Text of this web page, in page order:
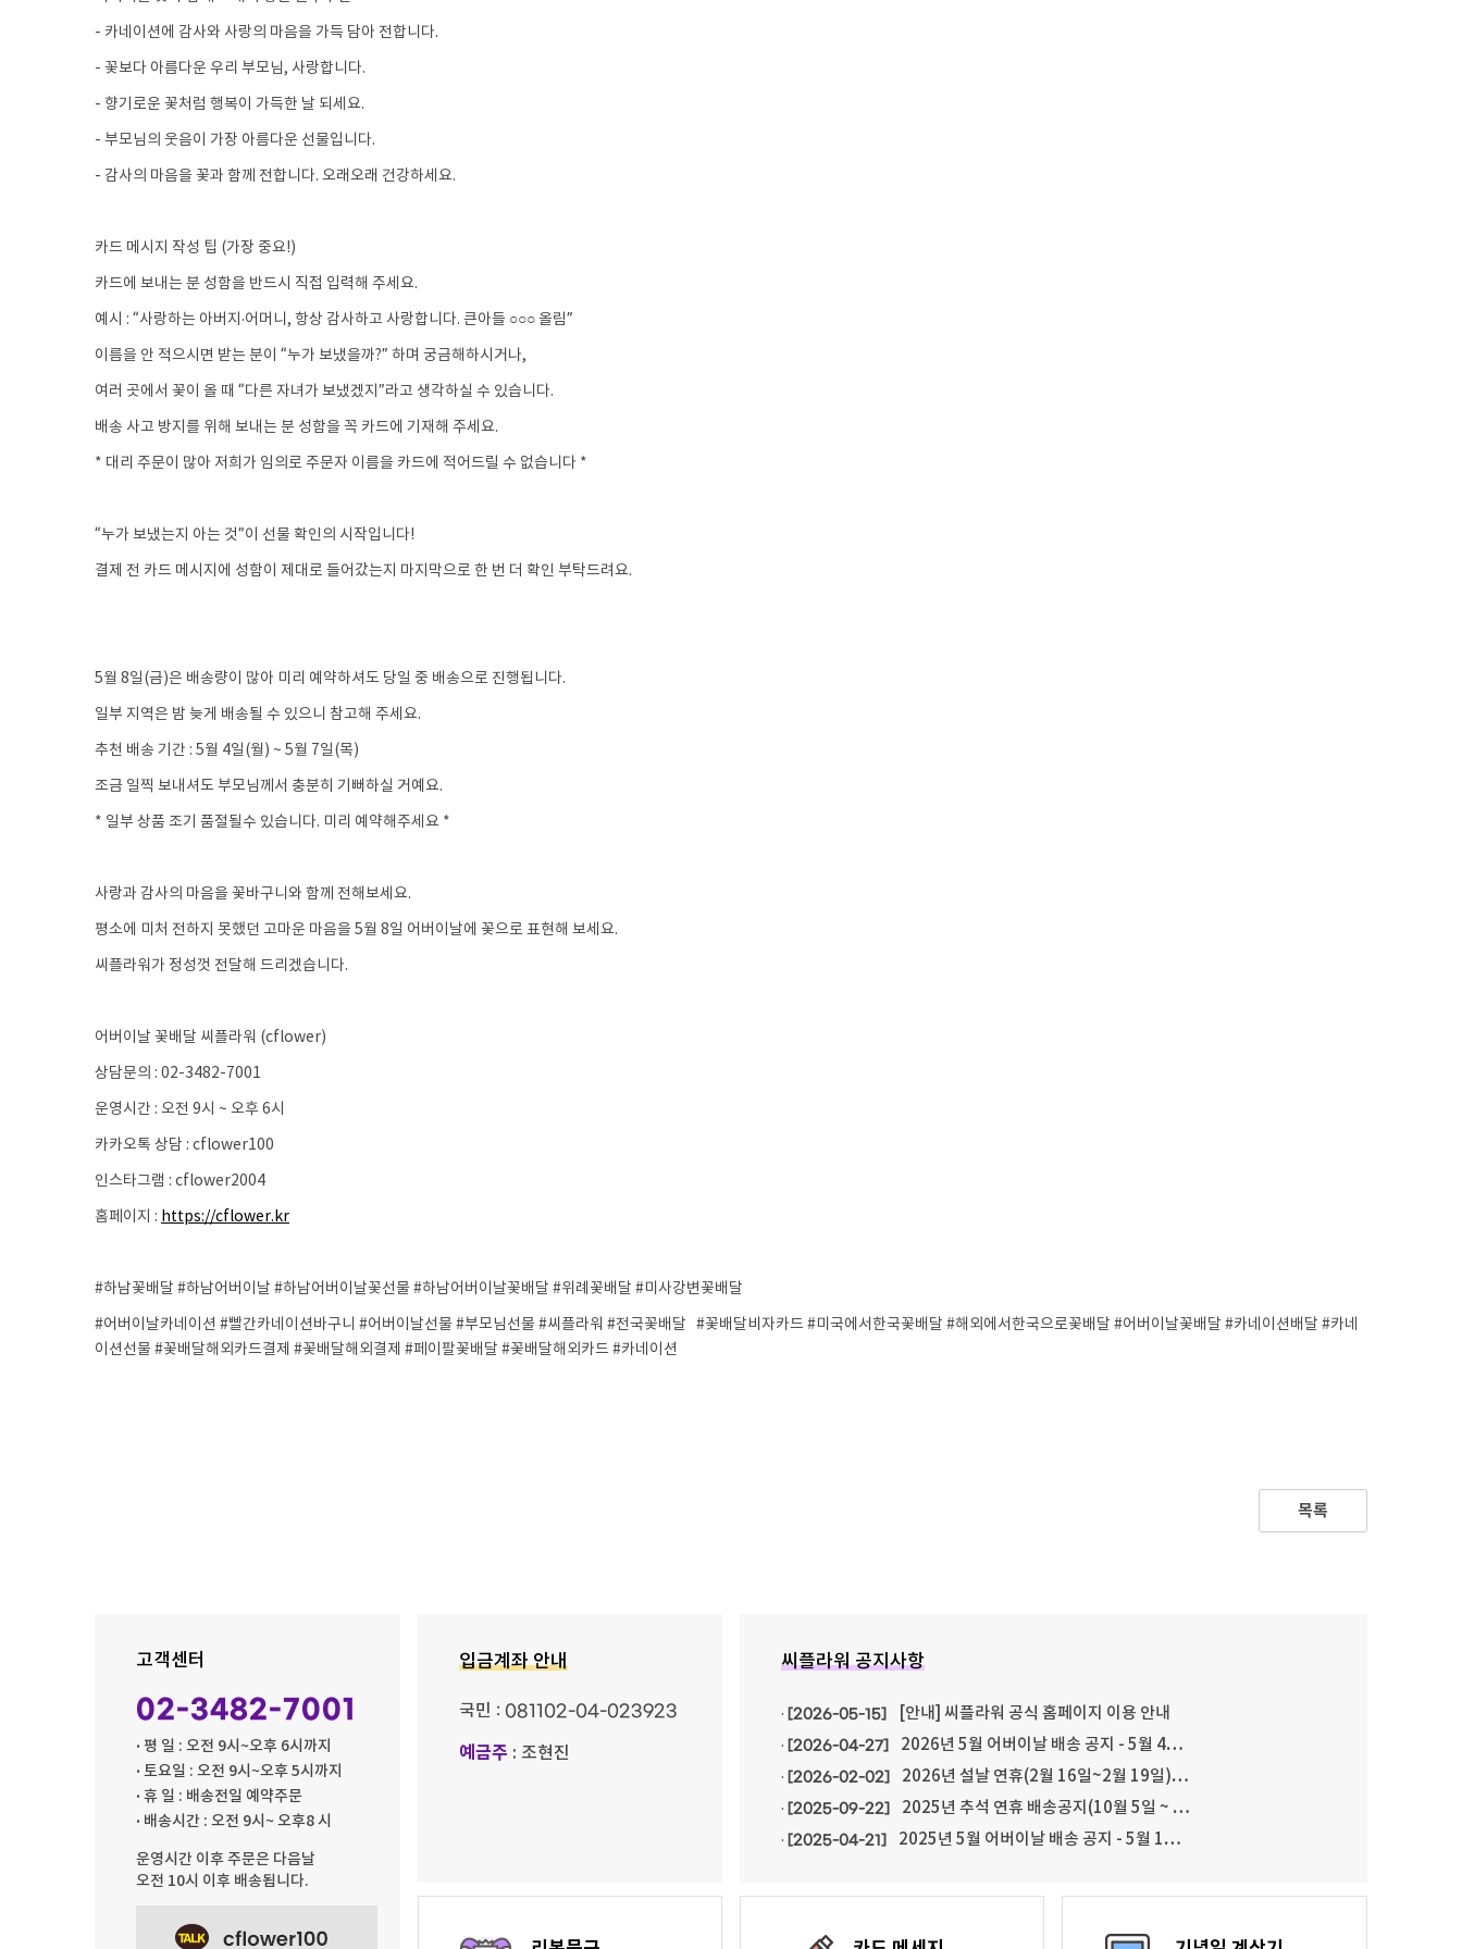
- 카네이션에 감사와 사랑의 마음을 가득 담아 전합니다.
- 꽃보다 아름다운 우리 부모님, 사랑합니다.
- 향기로운 꽃처럼 행복이 가득한 날 되세요.
- 부모님의 웃음이 가장 아름다운 선물입니다.
- 감사의 마음을 꽃과 함께 전합니다. 오래오래 건강하세요.
카드 메시지 작성 팁 (가장 중요!)
카드에 보내는 분 성함을 반드시 직접 입력해 주세요.
예시 : “사랑하는 아버지·어머니, 항상 감사하고 사랑합니다. 큰아들 ○○○ 올림”
이름을 안 적으시면 받는 분이 “누가 보냈을까?” 하며 궁금해하시거나,
여러 곳에서 꽃이 올 때 “다른 자녀가 보냈겠지”라고 생각하실 수 있습니다.
배송 사고 방지를 위해 보내는 분 성함을 꼭 카드에 기재해 주세요.
* 대리 주문이 많아 저희가 임의로 주문자 이름을 카드에 적어드릴 수 없습니다 *
“누가 보냈는지 아는 것”이 선물 확인의 시작입니다!
결제 전 카드 메시지에 성함이 제대로 들어갔는지 마지막으로 한 번 더 확인 부탁드려요.
5월 8일(금)은 배송량이 많아 미리 예약하셔도 당일 중 배송으로 진행됩니다.
일부 지역은 밤 늦게 배송될 수 있으니 참고해 주세요.
추천 배송 기간 : 5월 4일(월) ~ 5월 7일(목)
조금 일찍 보내셔도 부모님께서 충분히 기뻐하실 거예요.
* 일부 상품 조기 품절될수 있습니다. 미리 예약해주세요 *
사랑과 감사의 마음을 꽃바구니와 함께 전해보세요.
평소에 미처 전하지 못했던 고마운 마음을 5월 8일 어버이날에 꽃으로 표현해 보세요.
씨플라워가 정성껏 전달해 드리겠습니다.
어버이날 꽃배달 씨플라워 (cflower)
상담문의 : 02-3482-7001
운영시간 : 오전 9시 ~ 오후 6시
카카오톡 상담 : cflower100
인스타그램 : cflower2004
홈페이지 : https://cflower.kr
#하남꽃배달 #하남어버이날 #하남어버이날꽃선물 #하남어버이날꽃배달 #위례꽃배달 #미사강변꽃배달
#어버이날카네이션 #빨간카네이션바구니 #어버이날선물 #부모님선물 #씨플라워 #전국꽃배달 #꽃배달비자카드 #미국에서한국꽃배달 #해외에서한국으로꽃배달 #어버이날꽃배달 #카네이션배달 #카네
이션선물 #꽃배달해외카드결제 #꽃배달해외결제 #페이팔꽃배달 #꽃배달해외카드 #카네이션
목록
고객센터
02-3482-7001
· 평 일 : 오전 9시~오후 6시까지
· 토요일 : 오전 9시~오후 5시까지
· 휴 일 : 배송전일 예약주문
· 배송시간 : 오전 9시~ 오후8 시
운영시간 이후 주문은 다음날
오전 10시 이후 배송됩니다.
입금계좌 안내
국민 : 081102-04-023923
예금주 : 조현진
씨플라워 공지사항
· [2026-05-15] [안내] 씨플라워 공식 홈페이지 이용 안내
· [2026-04-27] 2026년 5월 어버이날 배송 공지 - 5월 4…
· [2026-02-02] 2026년 설날 연휴(2월 16일~2월 19일)…
· [2025-09-22] 2025년 추석 연휴 배송공지(10월 5일 ~ …
· [2025-04-21] 2025년 5월 어버이날 배송 공지 - 5월 1…